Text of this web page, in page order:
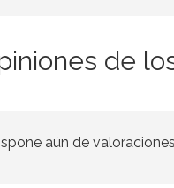
de
aún de